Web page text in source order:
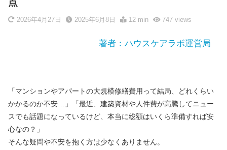
2026年4月27日 2025年6月8日 12 min 747 views
著者：ハウスケアラボ運営局
「マンションやアパートの大規模修繕費用って結局、どれくらい
かかるのか不安…」「最近、建築資材や人件費が高騰してニュー
スでも話題になっているけど、本当に総額はいくら準備すれば安
心なの？」
そんな疑問や不安を抱く方は少なくありません。